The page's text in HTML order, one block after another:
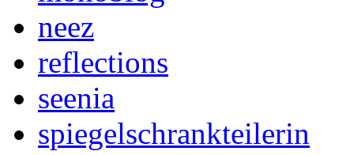
neez
reflections
seenia
spiegelschrankteilerin